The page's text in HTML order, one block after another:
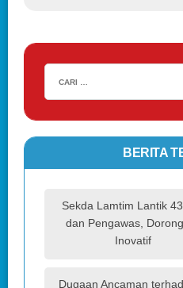
BERITA
Sekda Lamtim Lantik
dan Pengawas,
Inovatif
Dugaan Ancaman